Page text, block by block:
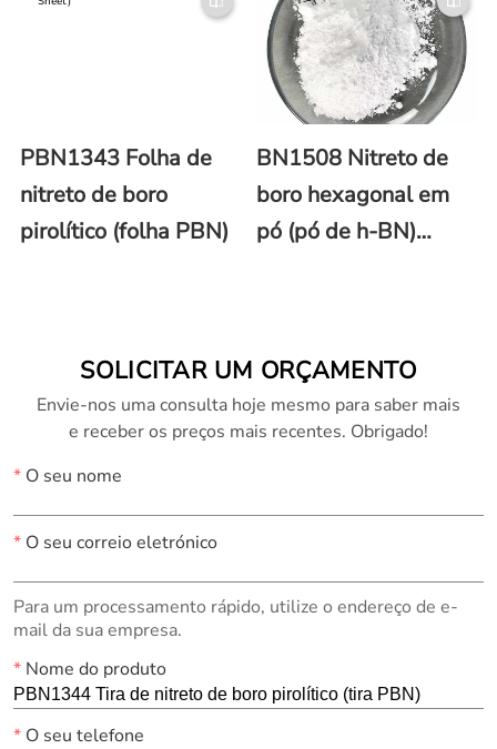
de boro pirolítico e
PBN1343 Folha de
nitreto de boro
pirolítico (folha PBN)
BN1508 Nitreto de
boro hexagonal em
pó (pó de h-BN)
SOLICITAR UM ORÇAMENTO
Envie-nos uma consulta hoje mesmo para saber mais
e receber os preços mais recentes. Obrigado!
*O seu nome
*O seu correio eletrónico
Para um processamento rápido, utilize o endereço de e-
mail da sua empresa.
*Nome do produto
*O seu telefone